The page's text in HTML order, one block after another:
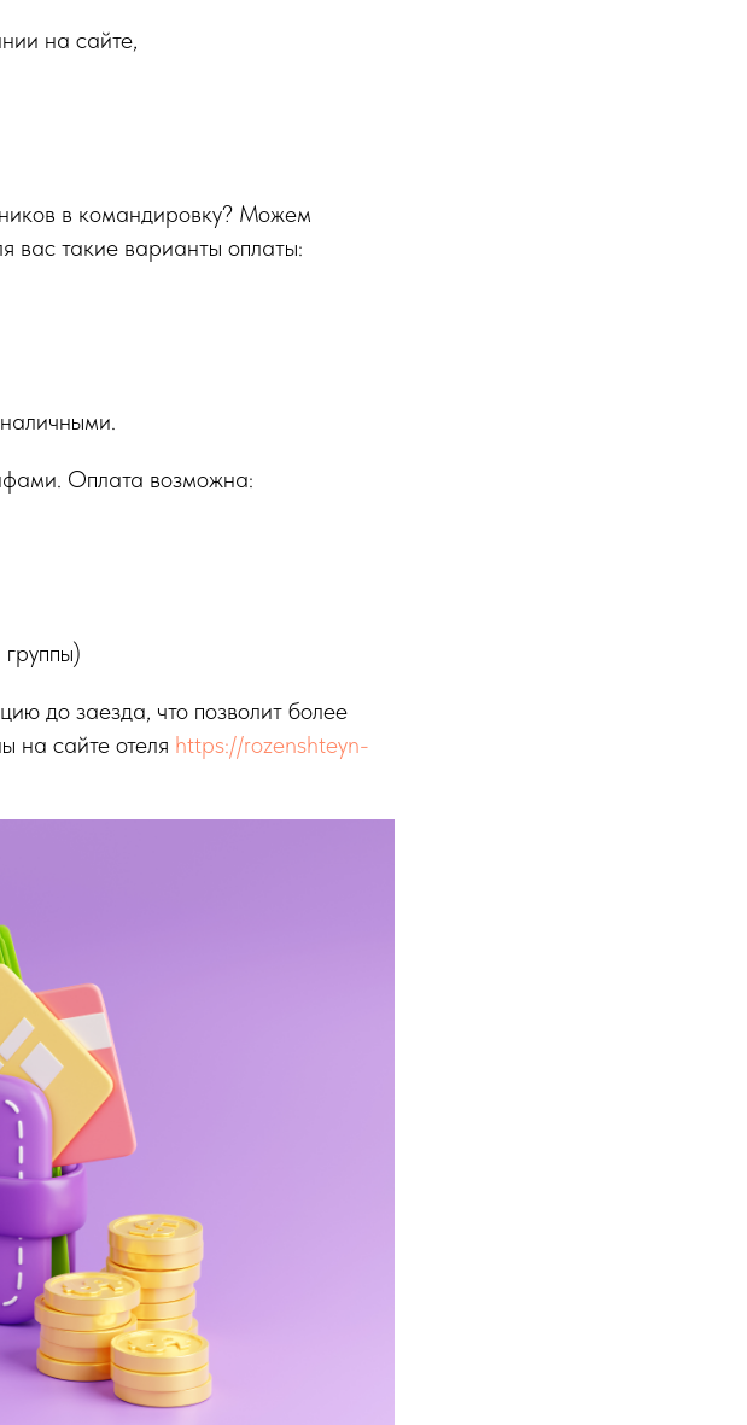
на сайте,
в командировку? Можем
вас такие варианты оплаты:
Оплата возможна:
до заезда, что позволит более
на сайте отеля https://rozenshteyn-